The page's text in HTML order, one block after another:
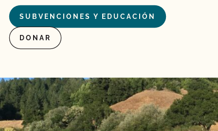
SUBVENCIONES Y EDUCACIÓN
DONAR